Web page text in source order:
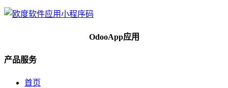
OdooApp应用
产品服务
首页